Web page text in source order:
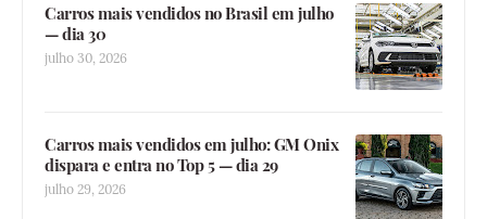
Carros mais vendidos no Brasil em julho
— dia 30
julho 30, 2026
Carros mais vendidos em julho: GM Onix
dispara e entra no Top 5 — dia 29
julho 29, 2026